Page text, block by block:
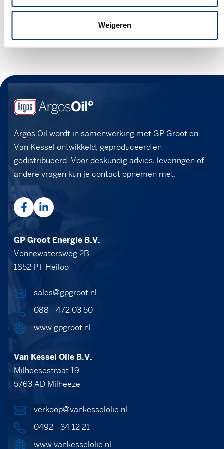
Weigeren
Argos Oil wordt in samenwerking met GP Groot en
Van Kessel ontwikkeld, geproduceerd en
gedistribueerd. Voor deskundig advies, leveringen of
andere vragen kun je contact opnemen met:
GP Groot Energie B.V.
Vennewatersweg 2B
1852 PT Heiloo
sales@gpgroot.nl
088 - 472 03 50
www.gpgroot.nl
Van Kessel Olie B.V.
Milheesestraat 19
5763 AD Milheeze
verkoop@vankesselolie.nl
0492 - 34 12 21
www.vankesselolie.nl